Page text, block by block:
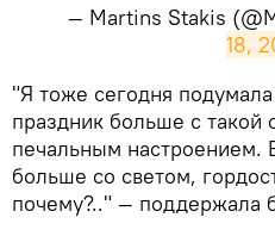
— Martins Stakis
18,
​"Я тоже сегодня
праздник больше с такой
печальным
больше со светом,
почему?.." — поддержала